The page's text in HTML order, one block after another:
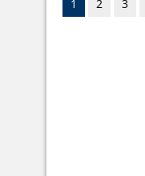
1 2 3